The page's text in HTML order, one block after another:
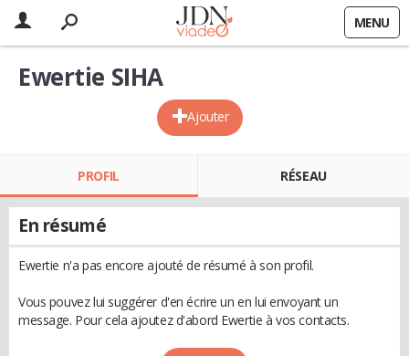
MENU
Ajouter
Ewertie SIHA
PROFIL RÉSEAU
En résumé
Ewertie n'a pas encore ajouté de résumé à son profil.
Vous pouvez lui suggérer d'en écrire un en lui envoyant un
message. Pour cela ajoutez d'abord Ewertie à vos contacts.